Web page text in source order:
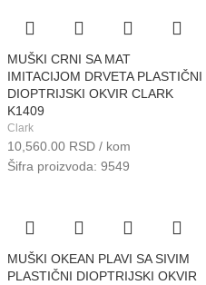
MUŠKI CRNI SA MAT
IMITACIJOM DRVETA PLASTIČNI
DIOPTRIJSKI OKVIR CLARK
K1409
Clark
10,560.00 RSD / kom
Šifra proizvoda: 9549
MUŠKI OKEAN PLAVI SA SIVIM
PLASTIČNI DIOPTRIJSKI OKVIR